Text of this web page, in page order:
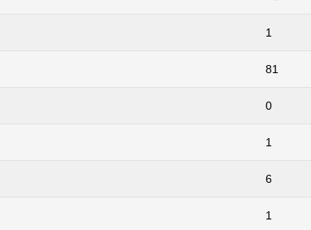
1
81
0
1
6
1